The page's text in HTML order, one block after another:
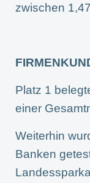
zwischen
Platz 1
einer
Weiterhin
Banken